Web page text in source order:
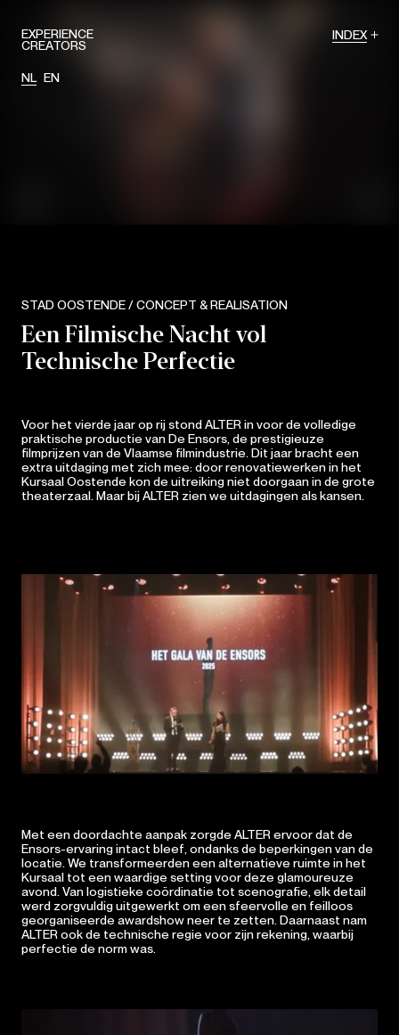
EXPERIENCE
CREATORS
NL EN
INDEX
STAD OOSTENDE / CONCEPT & REALISATION
Een Filmische Nacht vol
Technische Perfectie
Voor het vierde jaar op rij stond ALTER in voor de volledige
praktische productie van De Ensors, de prestigieuze
filmprijzen van de Vlaamse filmindustrie. Dit jaar bracht een
extra uitdaging met zich mee: door renovatiewerken in het
Kursaal Oostende kon de uitreiking niet doorgaan in de grote
theaterzaal. Maar bij ALTER zien we uitdagingen als kansen.
Met een doordachte aanpak zorgde ALTER ervoor dat de
Ensors-ervaring intact bleef, ondanks de beperkingen van de
locatie. We transformeerden een alternatieve ruimte in het
Kursaal tot een waardige setting voor deze glamoureuze
avond. Van logistieke coördinatie tot scenografie, elk detail
werd zorgvuldig uitgewerkt om een sfeervolle en feilloos
georganiseerde awardshow neer te zetten. Daarnaast nam
ALTER ook de technische regie voor zijn rekening, waarbij
perfectie de norm was.